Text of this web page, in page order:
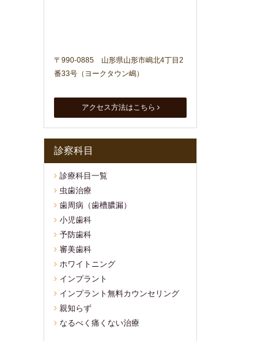
〒990-0885 山形県山形市嶋北4丁目2
番33号（ヨークタウン嶋）
アクセス方法はこちら
診察科目
診療科目一覧
虫歯治療
歯周病（歯槽膿漏）
小児歯科
予防歯科
審美歯科
ホワイトニング
インプラント
インプラント無料カウンセリング
親知らず
なるべく痛くない治療